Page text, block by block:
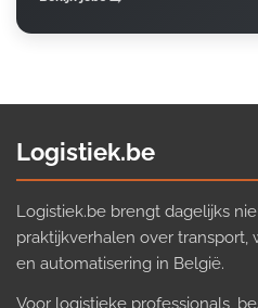
Logistiek.be
Logistiek.be brengt dagelijks
praktijkverhalen over transport,
en automatisering in België.
Voor logistieke professionals,